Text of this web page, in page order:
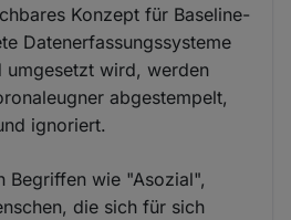
Konzept für Baseline-
Datenerfassungssysteme
umgesetzt wird, werden
abgestempelt,
ignoriert.
Begriffen wie "Asozial",
die sich für sich